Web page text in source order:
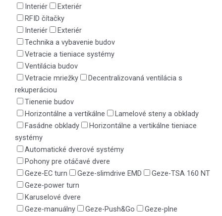
Interiér
Exteriér
RFID čítačky
Interiér
Exteriér
Technika a vybavenie budov
Vetracie a tieniace systémy
Ventilácia budov
Vetracie mriežky
Decentralizovaná ventilácia s
rekuperáciou
Tienenie budov
Horizontálne a vertikálne
Lamelové steny a obklady
Fasádne obklady
Horizontálne a vertikálne tieniace
systémy
Automatické dverové systémy
Pohony pre otáčavé dvere
Geze-EC turn
Geze-slimdrive EMD
Geze-TSA 160 NT
Geze-power turn
Karuselové dvere
Geze-manuálny
Geze-Push&Go
Geze-plne